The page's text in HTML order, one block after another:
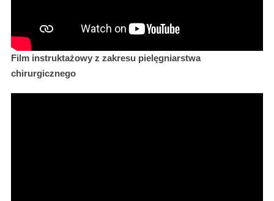
Film instruktażowy z zakresu pielęgniarstwa
chirurgicznego